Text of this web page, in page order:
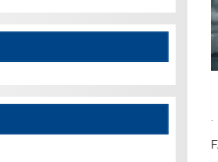
.